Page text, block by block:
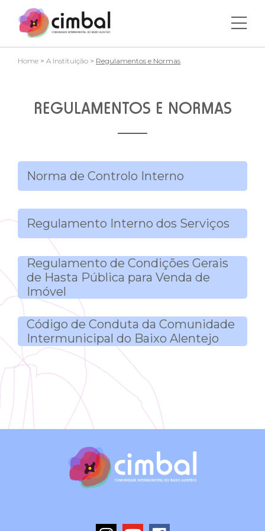
Home > A Instituição > Regulamentos e Normas
REGULAMENTOS E NORMAS
Norma de Controlo Interno
Regulamento Interno dos Serviços
Regulamento de Condições Gerais
de Hasta Pública para Venda de
Imóvel
Código de Conduta da Comunidade
Intermunicipal do Baixo Alentejo